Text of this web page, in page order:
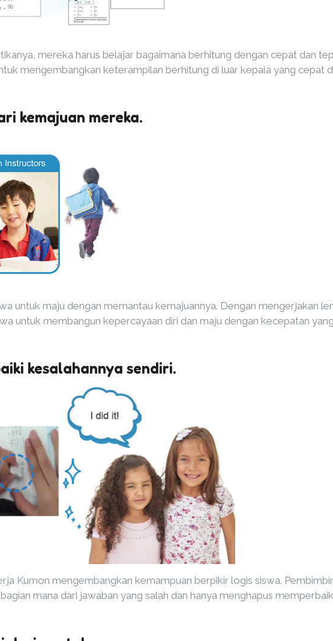
mereka harus belajar bagaimana berhitung dengan cepat dan
mengembangkan keterampilan berhitung di luar kepala yang cepat
kemajuan mereka.
untuk maju dengan memantau kemajuannya. Dengan mengerjakan
untuk membangun kepercayaan diri dan maju dengan kecepatan
kesalahannya sendiri.
Kumon mengembangkan kemampuan berpikir logis siswa.
mana dari jawaban yang salah dan hanya menghapus